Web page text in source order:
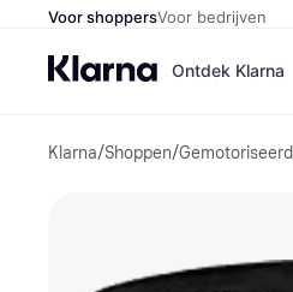
Voor shoppersVoor bedrijven
Ontdek Klarna
Klarna/Shoppen/